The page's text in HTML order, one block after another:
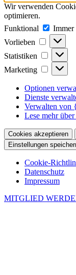
Wir verwenden
optimieren.
Funktional
Immer
Vorlieben
Vorlieben
Statistiken
Marketing
Optionen
Dienste
Verwalten von
Lese mehr
Cookies akzeptieren
Einstellungen
Cookie-
Datenschutz
Impressum
MITGLIED